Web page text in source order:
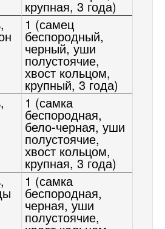
крупная, 3 года)
1 (самец
беспородный,
черный, уши
полустоячие,
хвост кольцом,
крупный, 3 года)
1 (самка
беспородная,
бело-черная, уши
полустоячие,
хвост кольцом,
крупная, 3 года)
1 (самка
беспородная,
черная, уши
полустоячие,